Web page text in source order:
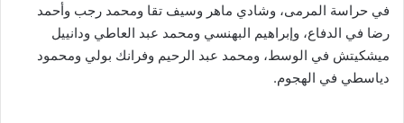
في حراسة المرمى، وشادي ماهر وسيف تقا ومحمد رجب وأحمد
رضا في الدفاع، وإبراهيم البهنسي ومحمد عبد العاطي ودانييل
ميشكيتش في الوسط، ومحمد عبد الرحيم وفرانك بولي ومحمود
دياسطي في الهجوم.